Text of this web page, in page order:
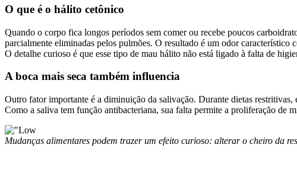
O que é o hálito cetônico
Quando o corpo fica longos períodos sem comer ou recebe poucos
parcialmente eliminadas pelos pulmões. O resultado é um odor característico
O detalhe curioso é que esse tipo de mau hálito não está ligado à falta de
A boca mais seca também influencia
Outro fator importante é a diminuição da salivação. Durante dietas
Como a saliva tem função antibacteriana, sua falta permite a proliferação de
Mudanças alimentares podem trazer um efeito curioso: alterar o cheiro da